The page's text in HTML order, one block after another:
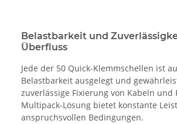
Belastbarkeit und
Überfluss
Jede der 50 Quick-Klemmschellen ist
Belastbarkeit ausgelegt und
zuverlässige Fixierung von Kabeln und
Multipack-Lösung bietet konstante
anspruchsvollen Bedingungen.